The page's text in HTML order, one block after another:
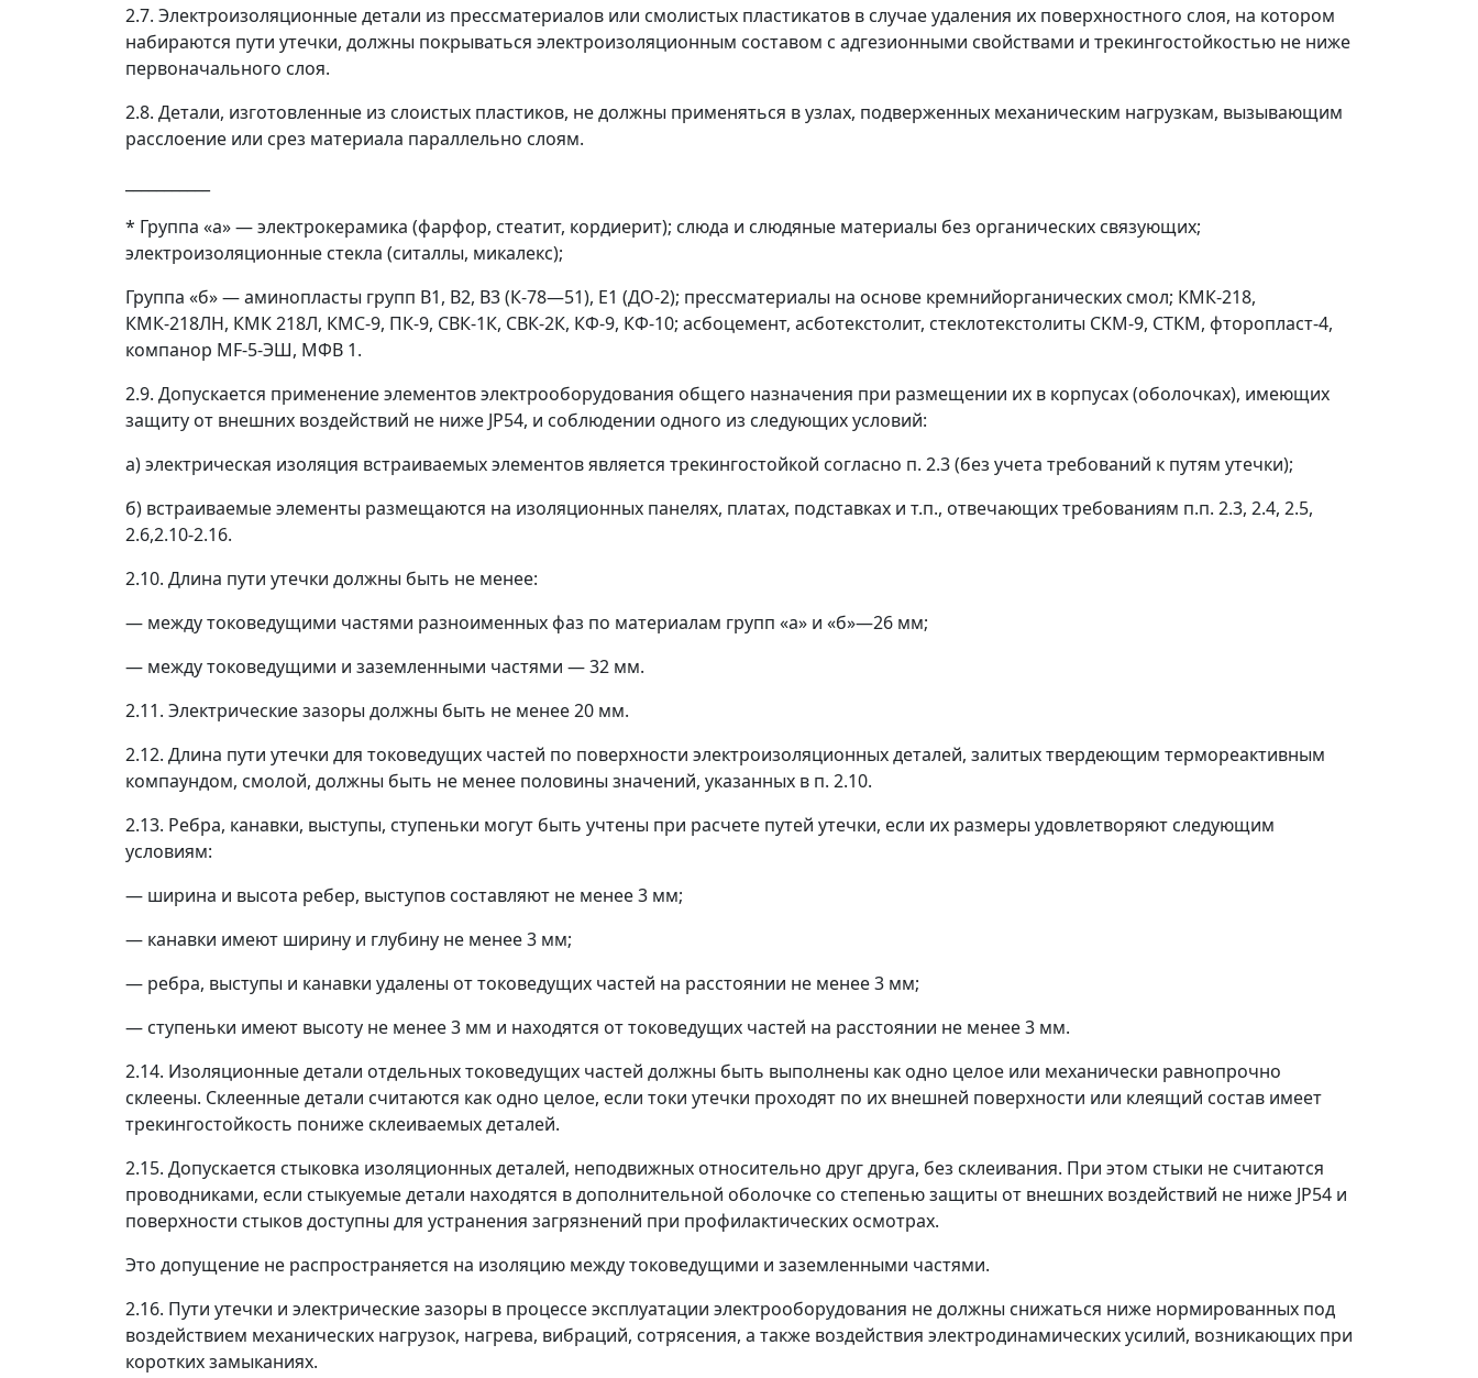
2.7. Электроизоляционные детали из прессматериалов или смолистых пластикатов в случае удаления их поверхностного слоя, на котором
набираются пути утечки, должны покрываться электроизоляционным составом с адгезионными свойствами и трекингостойкостью не ниже
первоначального слоя.
2.8. Детали, изготовленные из слоистых пластиков, не должны применяться в узлах, подверженных механическим нагрузкам, вызывающим
расслоение или срез материала параллельно слоям.
* Группа «а»—электрокерамика (фарфор, стеатит, кордиерит); слюда и слюдяные материалы без органических связующих;
электроизоляционные стекла (ситаллы, микалекс);
Группа «б»—аминопласты групп В1, В2, В3 (К-78—51), Е1 (ДО-2); прессматериалы на основе кремнийорганических смол; КМК-218,
КМК-218ЛН, КМК 218Л, КМС-9, ПК-9, СВК-1К, СВК-2К, КФ-9, КФ-10; асбоцемент, асботекстолит, стеклотекстолиты СКМ-9, СТКМ, фторопласт-4,
компанор MF-5-ЭШ, МФВ 1.
2.9. Допускается применение элементов электрооборудования общего назначения при размещении их в корпусах (оболочках), имеющих
защиту от внешних воздействий не ниже JP54, и соблюдении одного из следующих условий:
а) электрическая изоляция встраиваемых элементов является трекингостойкой согласно п. 2.3 (без учета требований к путям утечки);
б) встраиваемые элементы размещаются на изоляционных панелях, платах, подставках и т.п., отвечающих требованиям п.п. 2.3, 2.4, 2.5,
2.6,2.10-2.16.
2.10. Длина пути утечки должны быть не менее:
— между токоведущими частями разноименных фаз по материалам групп «а» и «б»—26 мм;
— между токоведущими и заземленными частями —32 мм.
2.11. Электрические зазоры должны быть не менее 20 мм.
2.12. Длина пути утечки для токоведущих частей по поверхности электроизоляционных деталей, залитых твердеющим термореактивным
компаундом, смолой, должны быть не менее половины значений, указанных в п. 2.10.
2.13. Ребра, канавки, выступы, ступеньки могут быть учтены при расчете путей утечки, если их размеры удовлетворяют следующим
условиям:
— ширина и высота ребер, выступов составляют не менее 3 мм;
— канавки имеют ширину и глубину не менее 3 мм;
— ребра, выступы и канавки удалены от токоведущих частей на расстоянии не менее 3 мм;
— ступеньки имеют высоту не менее 3 мм и находятся от токоведущих частей на расстоянии не менее 3 мм.
2.14. Изоляционные детали отдельных токоведущих частей должны быть выполнены как одно целое или механически равнопрочно
склеены. Склеенные детали считаются как одно целое, если токи утечки проходят по их внешней поверхности или клеящий состав имеет
трекингостойкость пониже склеиваемых деталей.
2.15. Допускается стыковка изоляционных деталей, неподвижных относительно друг друга, без склеивания. При этом стыки не считаются
проводниками, если стыкуемые детали находятся в дополнительной оболочке со степенью защиты от внешних воздействий не ниже JP54 и
поверхности стыков доступны для устранения загрязнений при профилактических осмотрах.
Это допущение не распространяется на изоляцию между токоведущими и заземленными частями.
2.16. Пути утечки и электрические зазоры в процессе эксплуатации электрооборудования не должны снижаться ниже нормированных под
воздействием механических нагрузок, нагрева, вибраций, сотрясения, а также воздействия электродинамических усилий, возникающих при
коротких замыканиях.